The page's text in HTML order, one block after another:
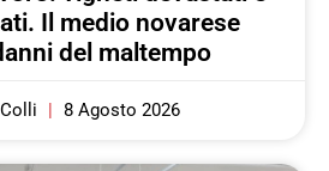
Il medio novarese
del maltempo
8 Agosto 2026